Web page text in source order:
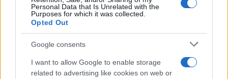
Personal Data that Is Unrelated with the
Purposes for which it was collected.
Opted Out
Google consents
I want to allow Google to enable storage
related to advertising like cookies on web or
Σχολίασε εδώ